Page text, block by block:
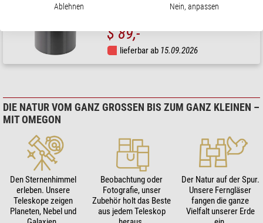
$ 89,-
lieferbar ab 15.09.2026
DIE NATUR VOM GANZ GROSSEN BIS ZUM GANZ KLEINEN – M
IT OMEGON
Den Sternenhimmel
erleben. Unsere
Teleskope zeigen
Planeten, Nebel und
Beobachtung oder
Fotografie, unser
Zubehör holt das Beste
aus jedem Teleskop
Der Natur auf der Spur.
Unsere Ferngläser
fangen die ganze
Vielfalt unserer Erde
Ablehnen Nein, anpassen